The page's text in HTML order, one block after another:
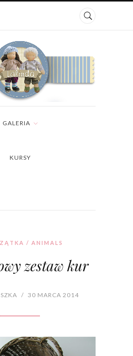
GALERIA
KURSY
/ ANIMALS
zestaw kur
/ 30 MARCA 2014